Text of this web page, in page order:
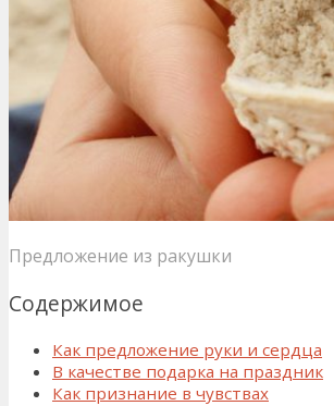
Предложение из ракушки
Содержимое
Как предложение руки и сердца
В качестве подарка на праздник
Как признание в чувствах